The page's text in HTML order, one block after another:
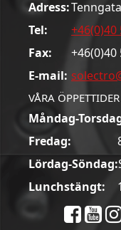
Adress:
Tel:
+46(0)40
Fax:
+46(0)40
E-mail:
VÅRA ÖPPETTIDER
Måndag-
Fredag:
Lördag-Söndag:
Lunchstängt: